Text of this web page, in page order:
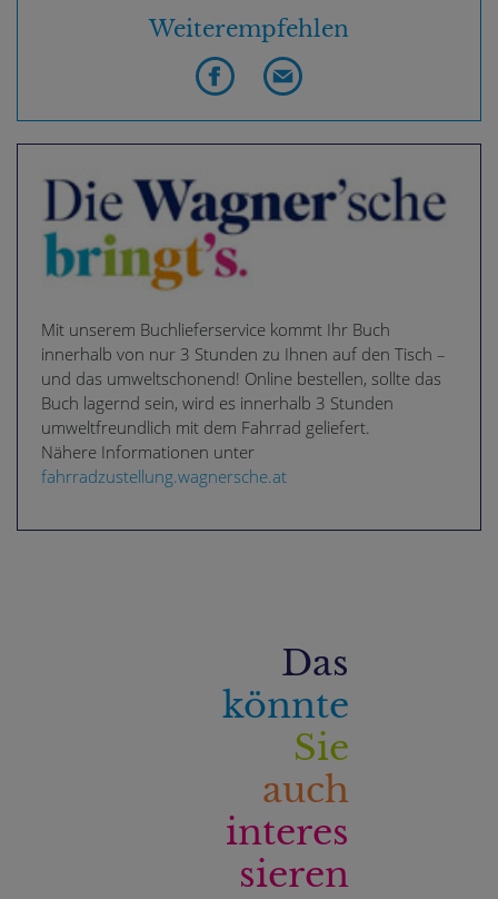
Weiterempfehlen
Mit unserem Buchlieferservice kommt Ihr Buch
innerhalb von nur 3 Stunden zu Ihnen auf den Tisch –
und das umweltschonend! Online bestellen, sollte das
Buch lagernd sein, wird es innerhalb 3 Stunden
umweltfreundlich mit dem Fahrrad geliefert.
Nähere Informationen unter
fahrradzustellung.wagnersche.at
Das
könnte
Sie
auch
interes
sieren